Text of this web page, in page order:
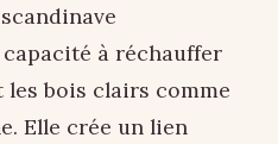
à réchauffer
les bois clairs comme
Elle crée un lien